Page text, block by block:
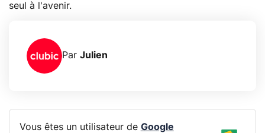
seul à l'avenir.
Par Julien
Vous êtes un utilisateur de Google